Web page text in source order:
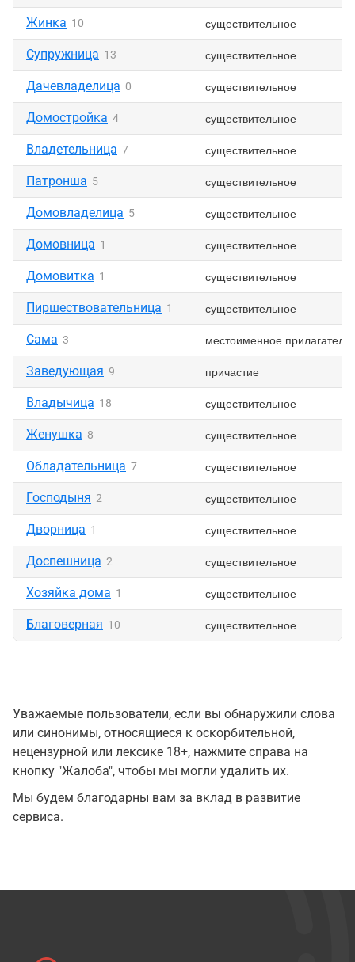
Жинка 10 существительное
Супружница 13 существительное
Дачевладелица 0 существительное
Домостройка 4 существительное
Владетельница 7 существительное
Патронша 5 существительное
Домовладелица 5 существительное
Домовница 1 существительное
Домовитка 1 существительное
Пиршествовательница 1 существительное
Сама 3 местоименное
Заведующая 9 причастие
Владычица 18 существительное
Женушка 8 существительное
Обладательница 7 существительное
Господыня 2 существительное
Дворница 1 существительное
Доспешница 2 существительное
Хозяйка дома 1 существительное
Благоверная 10 существительное
Уважаемые пользователи, если вы обнаружили слова
или синонимы, относящиеся к оскорбительной,
нецензурной или лексике 18+, нажмите справа на
кнопку "Жалоба", чтобы мы могли удалить их.
Мы будем благодарны вам за вклад в развитие
сервиса.